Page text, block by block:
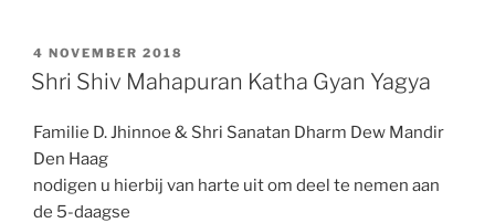
GEPLAATST
OP
4 NOVEMBER 2018
Shri Shiv Mahapuran Katha Gyan Yagya
Familie D. Jhinnoe & Shri Sanatan Dharm Dew Mandir
Den Haag
nodigen u hierbij van harte uit om deel te nemen aan
de 5-daagse